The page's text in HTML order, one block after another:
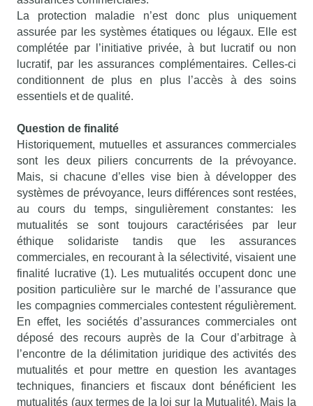
La protection maladie n’est donc plus uniquement
assurée par les systèmes étatiques ou légaux. Elle est
complétée par l’initiative privée, à but lucratif ou non
lucratif, par les assurances complémentaires. Celles-ci
conditionnent de plus en plus l’accès à des soins
essentiels et de qualité.
Question de finalité
Historiquement, mutuelles et assurances commerciales
sont les deux piliers concurrents de la prévoyance.
Mais, si chacune d’elles vise bien à développer des
systèmes de prévoyance, leurs différences sont restées,
au cours du temps, singulièrement constantes: les
mutualités se sont toujours caractérisées par leur
éthique solidariste tandis que les assurances
commerciales, en recourant à la sélectivité, visaient une
finalité lucrative (1). Les mutualités occupent donc une
position particulière sur le marché de l’assurance que
les compagnies commerciales contestent régulièrement.
En effet, les sociétés d’assurances commerciales ont
déposé des recours auprès de la Cour d’arbitrage à
l’encontre de la délimitation juridique des activités des
mutualités et pour mettre en question les avantages
techniques, financiers et fiscaux dont bénéficient les
mutualités (aux termes de la loi sur la Mutualité). Mais la